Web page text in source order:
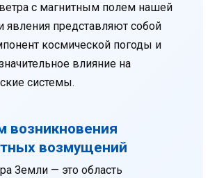
с магнитным полем нашей
явления представляют собой
космической погоды и
влияние на
системы.
возникновения
возмущений
Земли — это область